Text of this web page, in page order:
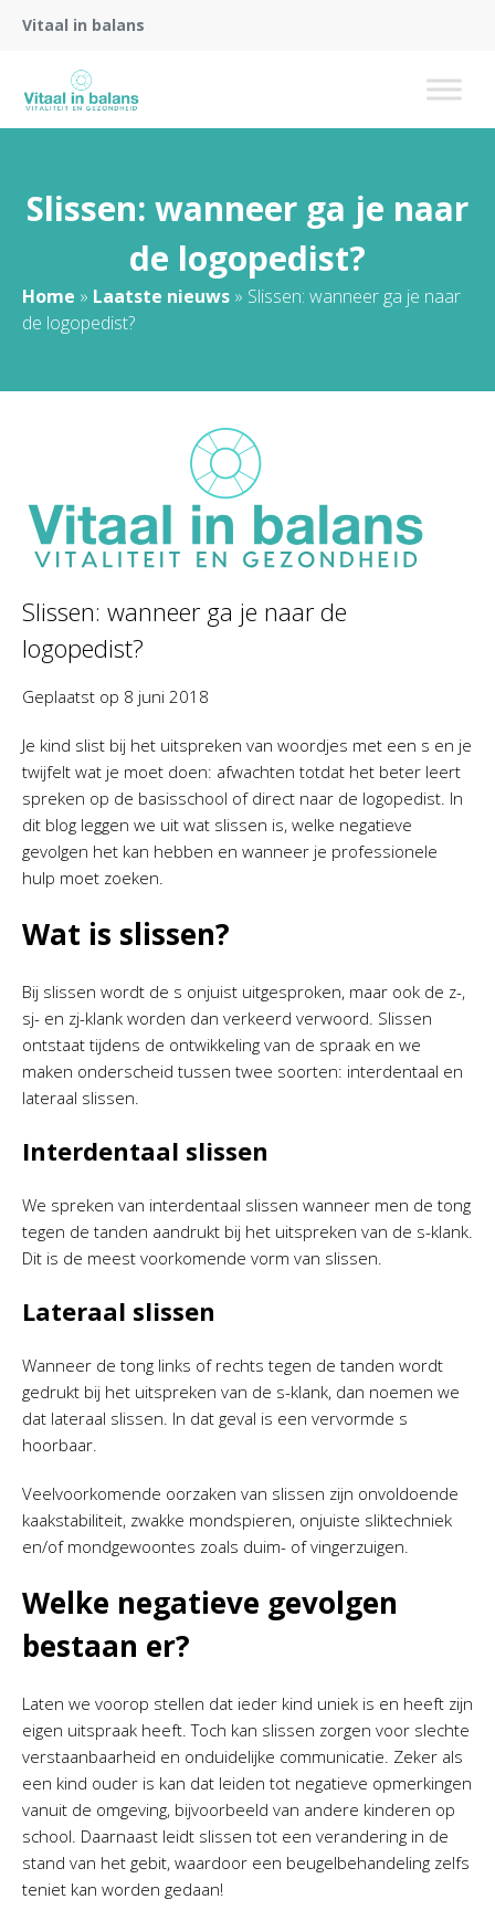
Vitaal in balans
Slissen: wanneer ga je naar
de logopedist?
Home » Laatste nieuws » Slissen: wanneer ga je naar
de logopedist?
Slissen: wanneer ga je naar de
logopedist?
Geplaatst op 8 juni 2018
Je kind slist bij het uitspreken van woordjes met een s en je
twijfelt wat je moet doen: afwachten totdat het beter leert
spreken op de basisschool of direct naar de logopedist. In
dit blog leggen we uit wat slissen is, welke negatieve
gevolgen het kan hebben en wanneer je professionele
hulp moet zoeken.
Wat is slissen?
Bij slissen wordt de s onjuist uitgesproken, maar ook de z-,
sj- en zj-klank worden dan verkeerd verwoord. Slissen
ontstaat tijdens de ontwikkeling van de spraak en we
maken onderscheid tussen twee soorten: interdentaal en
lateraal slissen.
Interdentaal slissen
We spreken van interdentaal slissen wanneer men de tong
tegen de tanden aandrukt bij het uitspreken van de s-klank.
Dit is de meest voorkomende vorm van slissen.
Lateraal slissen
Wanneer de tong links of rechts tegen de tanden wordt
gedrukt bij het uitspreken van de s-klank, dan noemen we
dat lateraal slissen. In dat geval is een vervormde s
hoorbaar.
Veelvoorkomende oorzaken van slissen zijn onvoldoende
kaakstabiliteit, zwakke mondspieren, onjuiste sliktechniek
en/of mondgewoontes zoals duim- of vingerzuigen.
Welke negatieve gevolgen
bestaan er?
Laten we voorop stellen dat ieder kind uniek is en heeft zijn
eigen uitspraak heeft. Toch kan slissen zorgen voor slechte
verstaanbaarheid en onduidelijke communicatie. Zeker als
een kind ouder is kan dat leiden tot negatieve opmerkingen
vanuit de omgeving, bijvoorbeeld van andere kinderen op
school. Daarnaast leidt slissen tot een verandering in de
stand van het gebit, waardoor een beugelbehandeling zelfs
teniet kan worden gedaan!